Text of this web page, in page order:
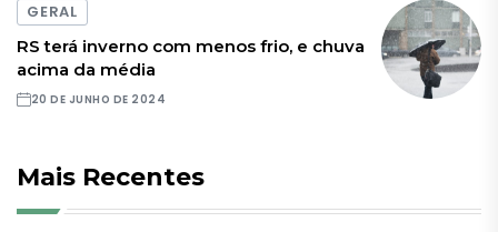
GERAL
RS terá inverno com menos frio, e chuva
acima da média
20 DE JUNHO DE 2024
Mais Recentes